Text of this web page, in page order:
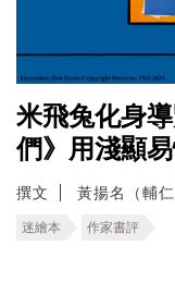
米飛兔化身
們》用淺顯
撰文 黃揚名（輔
迷繪本 作家書評